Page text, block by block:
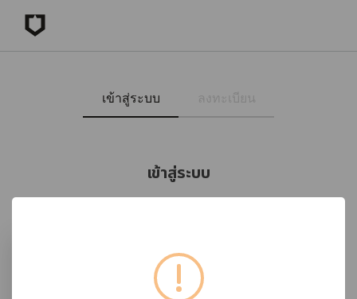
เข้าสู่ระบบ
เข้าสู่ระบบ
เข้าสู่ระบบด้วย Google